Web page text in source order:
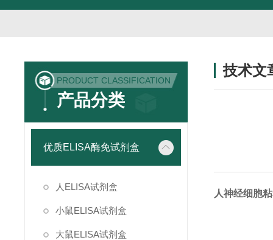
PRODUCT CLASSIFICATION
产品分类
优质ELISA酶免试剂盒
人ELISA试剂盒
小鼠ELISA试剂盒
大鼠ELISA试剂盒
技术文
人神经细胞